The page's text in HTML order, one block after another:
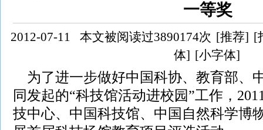
一等奖
2012-07-11 本文被阅读过3890174次 [推荐] [
体] [小字体]
为了进一步做好中国科协、教育部、
同发起的“科技馆活动进校园”工作，
技中心、中国科技馆、中国自然科学博